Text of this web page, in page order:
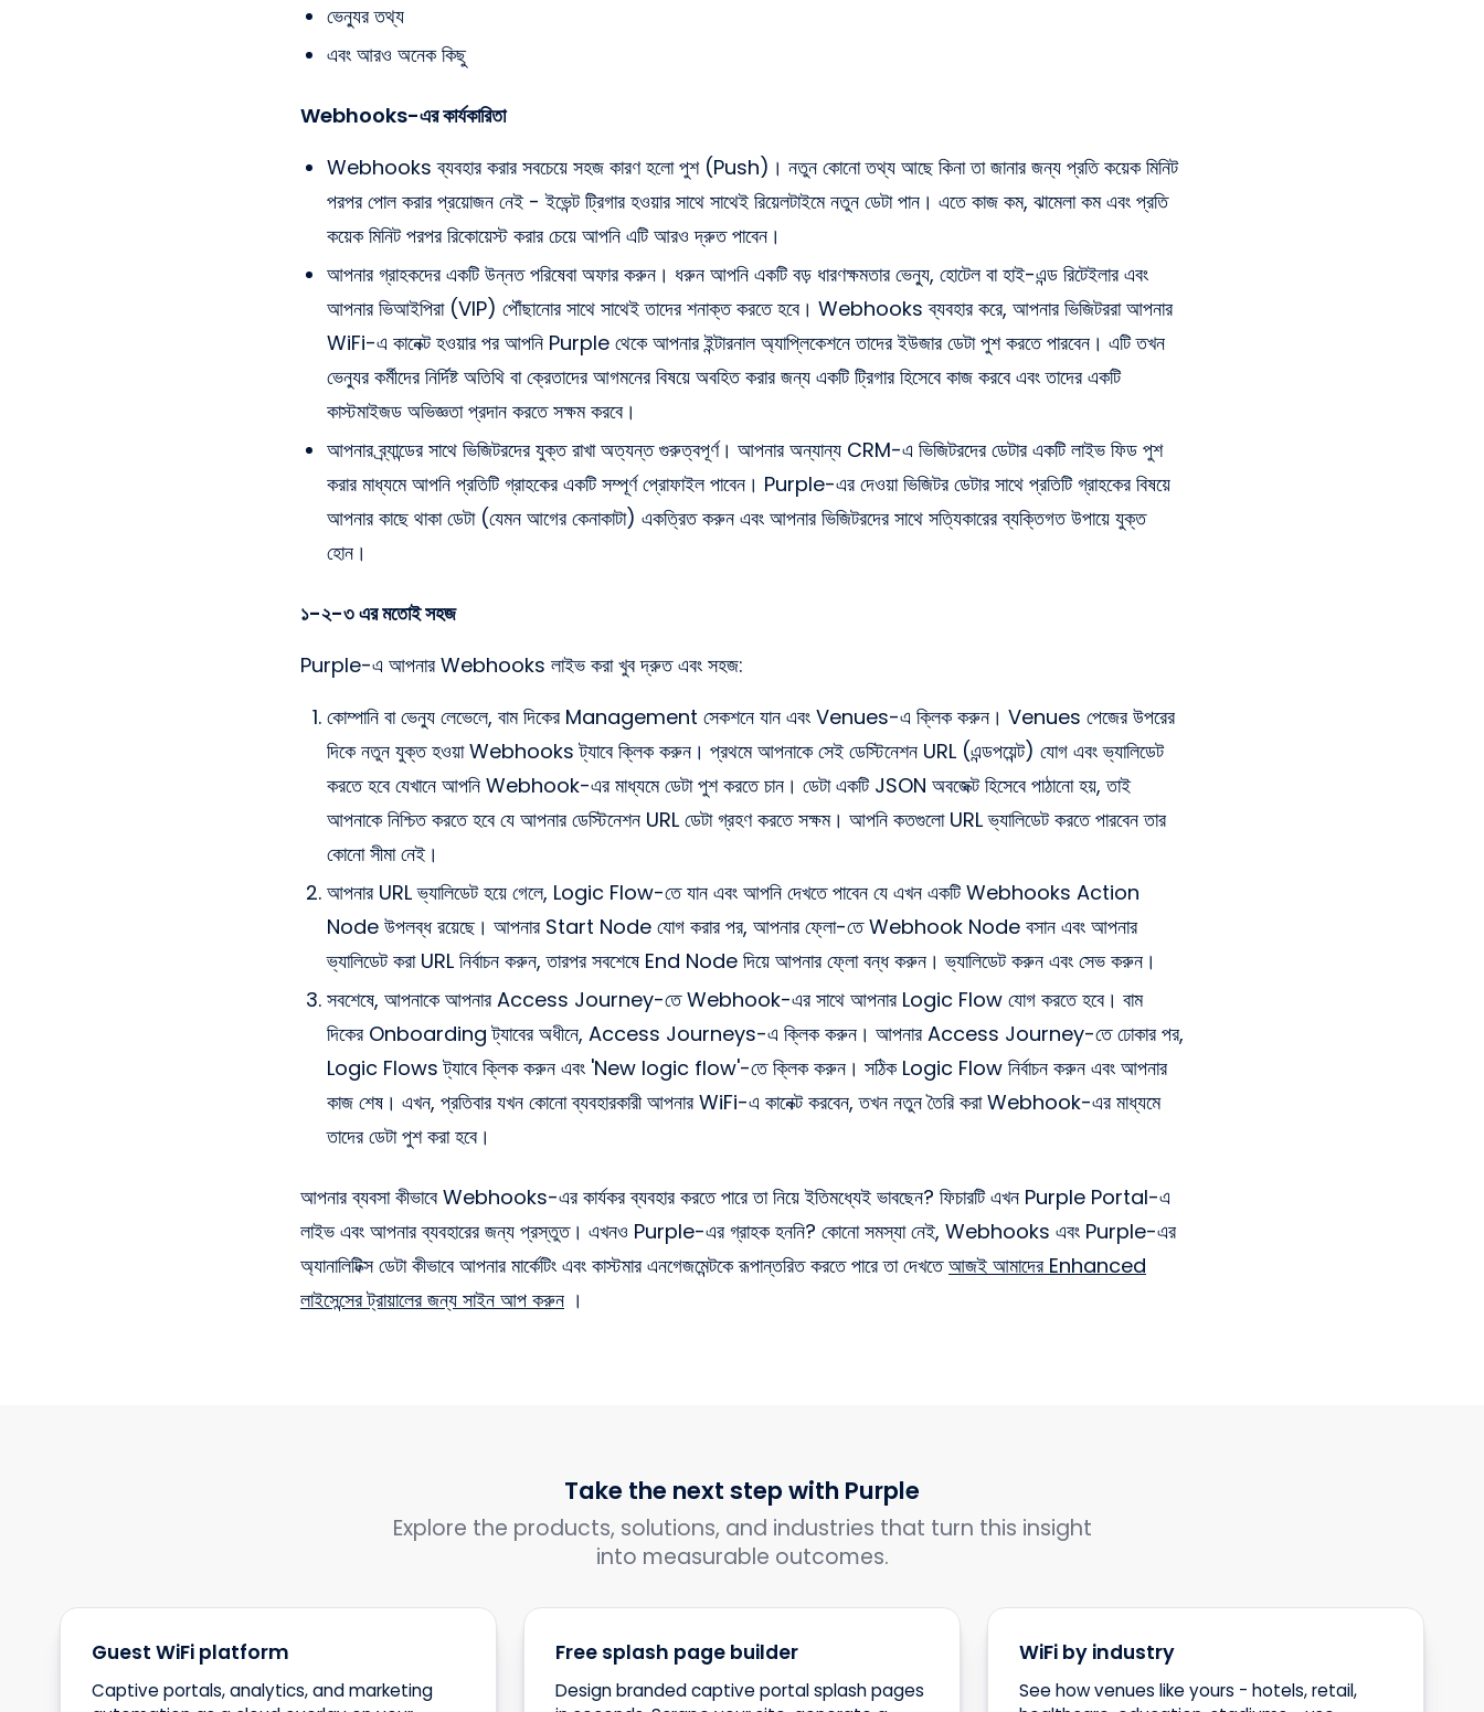
ভেন্যুর তথ্য
এবং আরও অনেক কিছু
Webhooks-এর কার্যকারিতা
Webhooks ব্যবহার করার সবচেয়ে সহজ কারণ হলো পুশ (Push)। নতুন কোনো তথ্য আছে কিনা তা জানার জন্য প্রতি কয়েক মিনিট
পরপর পোল করার প্রয়োজন নেই - ইভেন্ট ট্রিগার হওয়ার সাথে সাথেই রিয়েলটাইমে নতুন ডেটা পান। এতে কাজ কম, ঝামেলা কম এবং প্রতি
কয়েক মিনিট পরপর রিকোয়েস্ট করার চেয়ে আপনি এটি আরও দ্রুত পাবেন।
আপনার গ্রাহকদের একটি উন্নত পরিষেবা অফার করুন। ধরুন আপনি একটি বড় ধারণক্ষমতার ভেন্যু, হোটেল বা হাই-এন্ড রিটেইলার এবং
আপনার ভিআইপিরা (VIP) পৌঁছানোর সাথে সাথেই তাদের শনাক্ত করতে হবে। Webhooks ব্যবহার করে, আপনার ভিজিটররা আপনার
WiFi-এ কানেক্ট হওয়ার পর আপনি Purple থেকে আপনার ইন্টারনাল অ্যাপ্লিকেশনে তাদের ইউজার ডেটা পুশ করতে পারবেন। এটি তখন
ভেন্যুর কর্মীদের নির্দিষ্ট অতিথি বা ক্রেতাদের আগমনের বিষয়ে অবহিত করার জন্য একটি ট্রিগার হিসেবে কাজ করবে এবং তাদের একটি
কাস্টমাইজড অভিজ্ঞতা প্রদান করতে সক্ষম করবে।
আপনার ব্র্যান্ডের সাথে ভিজিটরদের যুক্ত রাখা অত্যন্ত গুরুত্বপূর্ণ। আপনার অন্যান্য CRM-এ ভিজিটরদের ডেটার একটি লাইভ ফিড পুশ
করার মাধ্যমে আপনি প্রতিটি গ্রাহকের একটি সম্পূর্ণ প্রোফাইল পাবেন। Purple-এর দেওয়া ভিজিটর ডেটার সাথে প্রতিটি গ্রাহকের বিষয়ে
আপনার কাছে থাকা ডেটা (যেমন আগের কেনাকাটা) একত্রিত করুন এবং আপনার ভিজিটরদের সাথে সত্যিকারের ব্যক্তিগত উপায়ে যুক্ত
হোন।
১-২-৩ এর মতোই সহজ
Purple-এ আপনার Webhooks লাইভ করা খুব দ্রুত এবং সহজ:
কোম্পানি বা ভেন্যু লেভেলে, বাম দিকের Management সেকশনে যান এবং Venues-এ ক্লিক করুন। Venues পেজের উপরের
দিকে নতুন যুক্ত হওয়া Webhooks ট্যাবে ক্লিক করুন। প্রথমে আপনাকে সেই ডেস্টিনেশন URL (এন্ডপয়েন্ট) যোগ এবং ভ্যালিডেট
করতে হবে যেখানে আপনি Webhook-এর মাধ্যমে ডেটা পুশ করতে চান। ডেটা একটি JSON অবজেক্ট হিসেবে পাঠানো হয়, তাই
আপনাকে নিশ্চিত করতে হবে যে আপনার ডেস্টিনেশন URL ডেটা গ্রহণ করতে সক্ষম। আপনি কতগুলো URL ভ্যালিডেট করতে পারবেন তার
কোনো সীমা নেই।
আপনার URL ভ্যালিডেট হয়ে গেলে, Logic Flow-তে যান এবং আপনি দেখতে পাবেন যে এখন একটি Webhooks Action
Node উপলব্ধ রয়েছে। আপনার Start Node যোগ করার পর, আপনার ফ্লো-তে Webhook Node বসান এবং আপনার
ভ্যালিডেট করা URL নির্বাচন করুন, তারপর সবশেষে End Node দিয়ে আপনার ফ্লো বন্ধ করুন। ভ্যালিডেট করুন এবং সেভ করুন।
সবশেষে, আপনাকে আপনার Access Journey-তে Webhook-এর সাথে আপনার Logic Flow যোগ করতে হবে। বাম
দিকের Onboarding ট্যাবের অধীনে, Access Journeys-এ ক্লিক করুন। আপনার Access Journey-তে ঢোকার পর,
Logic Flows ট্যাবে ক্লিক করুন এবং 'New logic flow'-তে ক্লিক করুন। সঠিক Logic Flow নির্বাচন করুন এবং আপনার
কাজ শেষ। এখন, প্রতিবার যখন কোনো ব্যবহারকারী আপনার WiFi-এ কানেক্ট করবেন, তখন নতুন তৈরি করা Webhook-এর মাধ্যমে
তাদের ডেটা পুশ করা হবে।
আপনার ব্যবসা কীভাবে Webhooks-এর কার্যকর ব্যবহার করতে পারে তা নিয়ে ইতিমধ্যেই ভাবছেন? ফিচারটি এখন Purple Portal-এ
লাইভ এবং আপনার ব্যবহারের জন্য প্রস্তুত। এখনও Purple-এর গ্রাহক হননি? কোনো সমস্যা নেই, Webhooks এবং Purple-এর
অ্যানালিটিক্স ডেটা কীভাবে আপনার মার্কেটিং এবং কাস্টমার এনগেজমেন্টকে রূপান্তরিত করতে পারে তা দেখতেআজই আমাদের Enhanced
লাইসেন্সের ট্রায়ালের জন্য সাইন আপ করুন ।
Take the next step with Purple
Explore the products, solutions, and industries that turn this insight
into measurable outcomes.
Guest WiFi platform
Captive portals, analytics, and marketing
Free splash page builder
Design branded captive portal splash pages
WiFi by industry
See how venues like yours - hotels, retail,